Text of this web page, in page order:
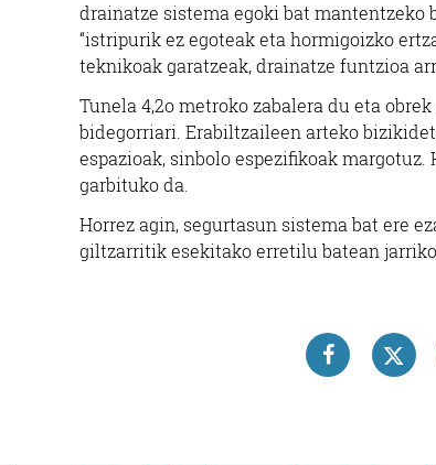
drainatze sistema egoki bat mantentzeko
“istripurik ez egoteak eta hormigoizko
teknikoak garatzeak, drainatze funtzioa
Tunela 4,2o metroko zabalera du eta
bidegorriari. Erabiltzaileen arteko
espazioak, sinbolo espezifikoak
garbituko da.
Horrez agin, segurtasun sistema bat ere
giltzarritik esekitako erretilu batean